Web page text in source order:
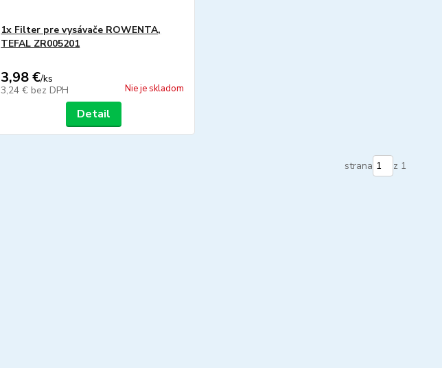
1x Filter pre vysávače ROWENTA,
TEFAL ZR005201
3,98 €/ks
3,24 € bez DPH Nie je skladom
Detail
strana z 1